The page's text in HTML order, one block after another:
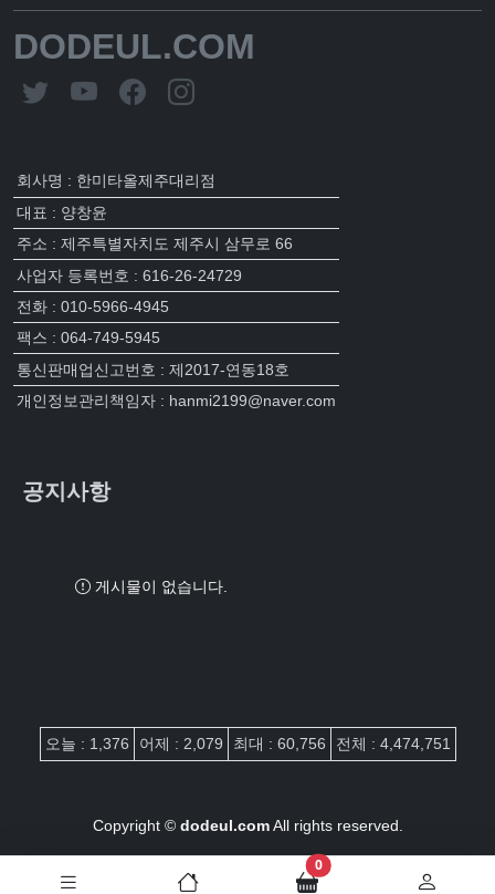
DODEUL.COM
회사명 : 한미타올제주대리점
대표 : 양창윤
주소 : 제주특별자치도 제주시 삼무로 66
사업자 등록번호 : 616-26-24729
전화 : 010-5966-4945
팩스 : 064-749-5945
통신판매업신고번호 : 제2017-연동18호
개인정보관리책임자 : hanmi2199@naver.com
공지사항
게시물이 없습니다.
접속자집계
오늘 : 1,376 어제 : 2,079 최대 : 60,756 전체 : 4,474,751
Copyright © dodeul.comAll rights reserved.
0장바구니 담은 개수